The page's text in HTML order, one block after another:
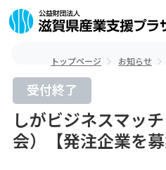
トップページ お知らせ
受付終了
しがビジネスマッ
会）【発注企業を募